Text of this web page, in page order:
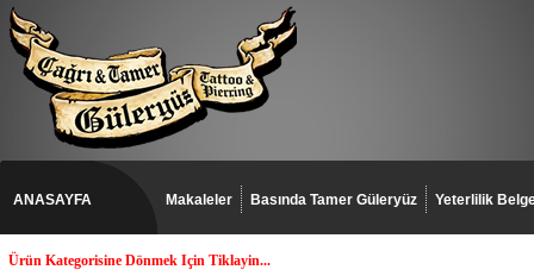
ANASAYFA Makaleler Basında Tamer Güleryüz Yeterlilik
Ürün Kategorisine Dönmek Için Tiklayin...